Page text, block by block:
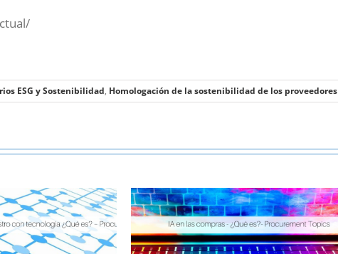
ESG y Sostenibilidad, Homologación de la sostenibilidad de los proveedores